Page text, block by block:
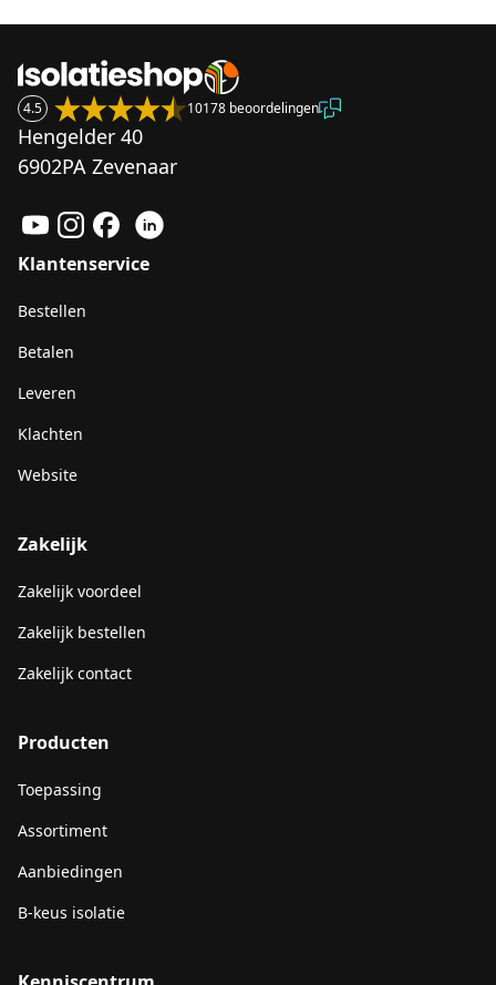
4.5 10178 beoordelingen
Hengelder 40
6902PA Zevenaar
Klantenservice
Bestellen
Betalen
Leveren
Klachten
Website
Zakelijk
Zakelijk voordeel
Zakelijk bestellen
Zakelijk contact
Producten
Toepassing
Assortiment
Aanbiedingen
B-keus isolatie